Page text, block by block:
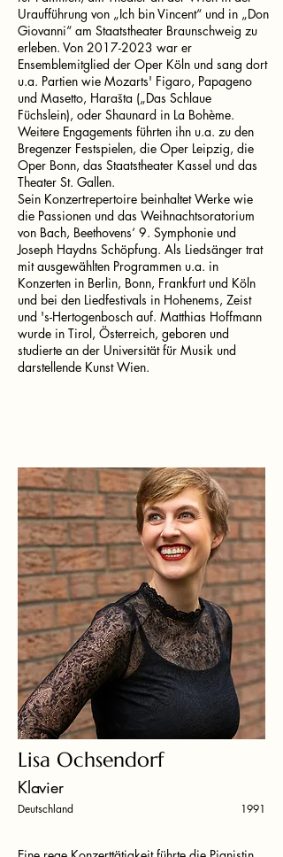
Uraufführung von „Ich bin Vincent“ und in „Don
Giovanni“ am Staatstheater Braunschweig zu
erleben. Von 2017-2023 war er
Ensemblemitglied der Oper Köln und sang dort
u.a. Partien wie Mozarts' Figaro, Papageno
und Masetto, Harašta („Das Schlaue
Füchslein), oder Shaunard in La Bohème.
Weitere Engagements führten ihn u.a. zu den
Bregenzer Festspielen, die Oper Leipzig, die
Oper Bonn, das Staatstheater Kassel und das
Theater St. Gallen.
Sein Konzertrepertoire beinhaltet Werke wie
die Passionen und das Weihnachtsoratorium
von Bach, Beethovens‘ 9. Symphonie und
Joseph Haydns Schöpfung. Als Liedsänger trat
mit ausgewählten Programmen u.a. in
Konzerten in Berlin, Bonn, Frankfurt und Köln
und bei den Liedfestivals in Hohenems, Zeist
und 's-Hertogenbosch auf. Matthias Hoffmann
wurde in Tirol, Österreich, geboren und
studierte an der Universität für Musik und
darstellende Kunst Wien.
Lisa Ochsendorf
Klavier
Deutschland 1991